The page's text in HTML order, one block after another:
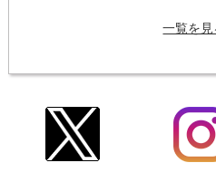
一覧を